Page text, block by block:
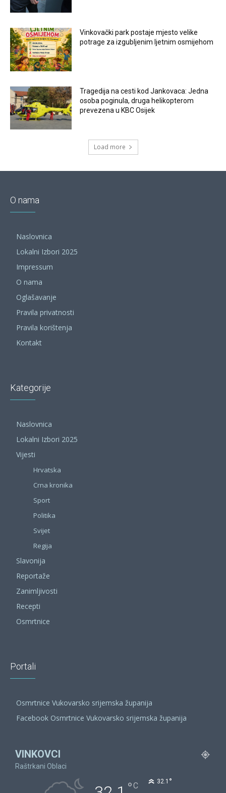
Vinkovački park postaje mjesto velike
potrage za izgubljenim ljetnim osmijehom
Tragedija na cesti kod Jankovaca: Jedna
osoba poginula, druga helikopterom
prevezena u KBC Osijek
Load more
O nama
Naslovnica
Lokalni Izbori 2025
Impressum
O nama
Oglašavanje
Pravila privatnosti
Pravila korištenja
Kontakt
Kategorije
Naslovnica
Lokalni Izbori 2025
Vijesti
Hrvatska
Crna kronika
Sport
Politika
Svijet
Regija
Slavonija
Reportaže
Zanimljivosti
Recepti
Osmrtnice
Portali
Osmrtnice Vukovarsko srijemska županija
Facebook Osmrtnice Vukovarsko srijemska županija
VINKOVCI
Raštrkani Oblaci
°C 32.1 °